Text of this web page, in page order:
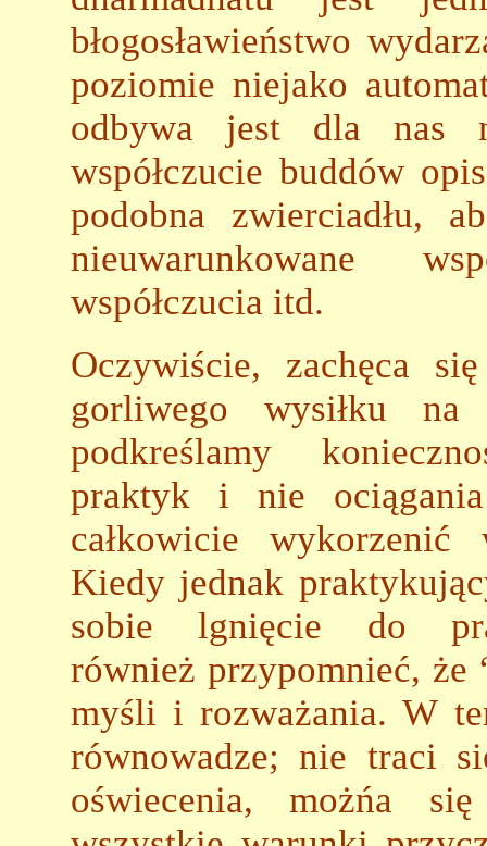
błogosławieństwo
poziomie niejako
odbywa jest dla nas
współczucie buddów
podobna zwierciadłu,
nieuwarunkowane
współczucia itd.
Oczywiście, zachęca
gorliwego wysiłku na
podkreślamy
praktyk i nie
całkowicie
Kiedy jednak
sobie lgnięcie do
również przypomnieć, że
myśli i rozważania. W
równowadze; nie traci
oświecenia, możńa